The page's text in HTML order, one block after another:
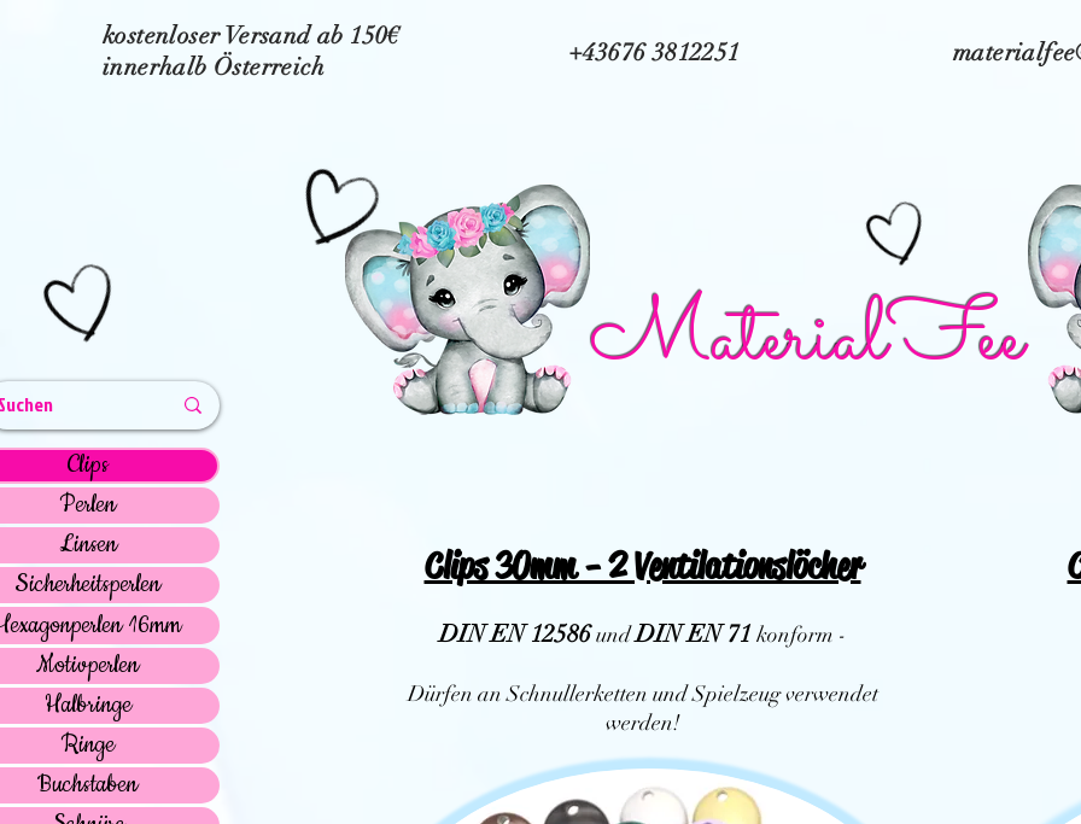
kostenloser Versand ab 150€
innerhalb Österreich
+43676 3812251
MaterialFee
Clips 30mm - 2 Ventilationslöcher
DIN EN 12586undDIN EN 71 konform -
Dürfen an Schnullerketten und Spielzeug verwendet
werden!
Clips
Perlen
Linsen
Sicherheitsperlen
16mm
Motivperlen
Halbringe
Ringe
Buchstaben